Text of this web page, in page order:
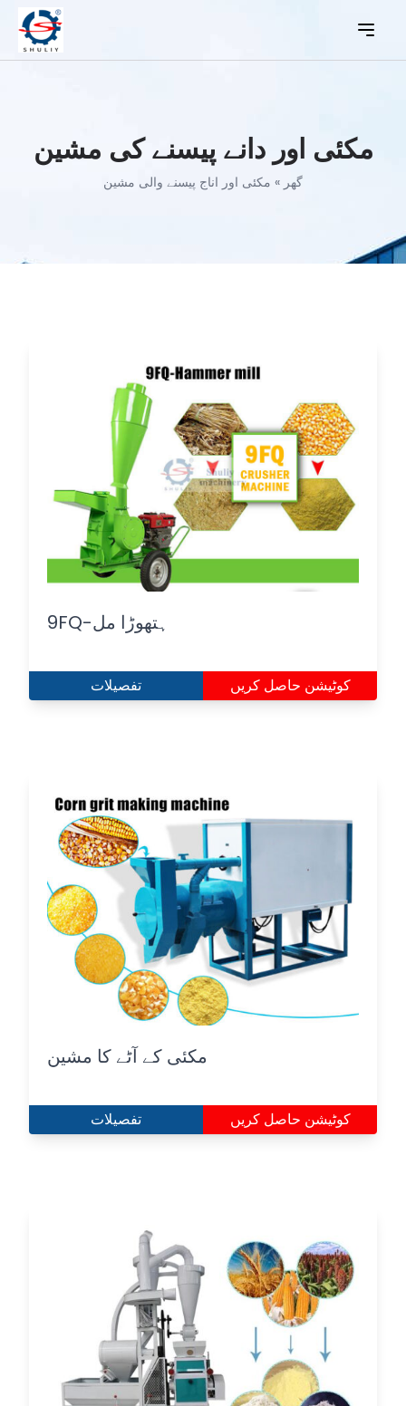
مکئی اور دانے پیسنے کی مشین
گھر » مکئی اور اناج پیسنے والی مشین
9FQ-ہتھوڑا مل
تفصیلات کوٹیشن حاصل کریں
مکئی کے آٹے کا مشین
تفصیلات کوٹیشن حاصل کریں